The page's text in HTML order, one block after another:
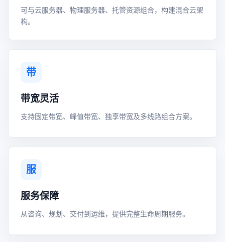
可与云服务器、物理服务器、托管资源组合，构建混合云架
构。
带
带宽灵活
支持固定带宽、峰值带宽、独享带宽及多线路组合方案。
服
服务保障
从咨询、规划、交付到运维，提供完整生命周期服务。